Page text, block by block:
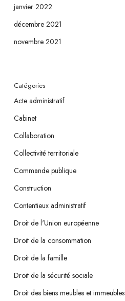
janvier 2022
décembre 2021
novembre 2021
Catégories
Acte administratif
Cabinet
Collaboration
Collectivité territoriale
Commande publique
Construction
Contentieux administratif
Droit de l'Union européenne
Droit de la consommation
Droit de la famille
Droit de la sécurité sociale
Droit des biens meubles et immeubles